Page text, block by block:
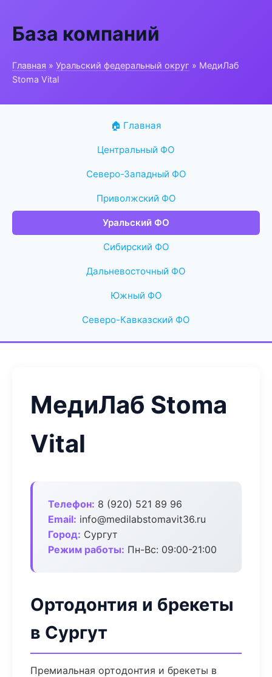
База компаний
Главная » Уральский федеральный округ » МедиЛаб
Stoma Vital
🏠 Главная
Центральный ФО
Северо-Западный ФО
Приволжский ФО
Уральский ФО
Сибирский ФО
Дальневосточный ФО
Южный ФО
Северо-Кавказский ФО
МедиЛаб Stoma
Vital
Телефон: 8 (920) 521 89 96
Email: info@medilabstomavit36.ru
Город: Сургут
Режим работы: Пн-Вс: 09:00-21:00
Ортодонтия и брекеты
в Сургут
Премиальная ортодонтия и брекеты в